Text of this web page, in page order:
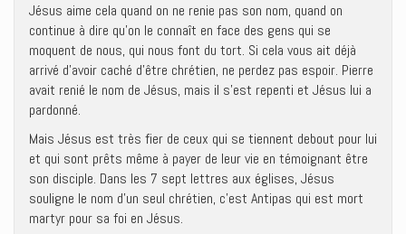
Jésus aime cela quand on ne renie pas son nom, quand on
continue à dire qu’on le connaît en face des gens qui se
moquent de nous, qui nous font du tort. Si cela vous ait déjà
arrivé d’avoir caché d’être chrétien, ne perdez pas espoir. Pierre
avait renié le nom de Jésus, mais il s’est repenti et Jésus lui a
pardonné.
Mais Jésus est très fier de ceux qui se tiennent debout pour lui
et qui sont prêts même à payer de leur vie en témoignant être
son disciple. Dans les 7 sept lettres aux églises, Jésus
souligne le nom d’un seul chrétien, c’est Antipas qui est mort
martyr pour sa foi en Jésus.